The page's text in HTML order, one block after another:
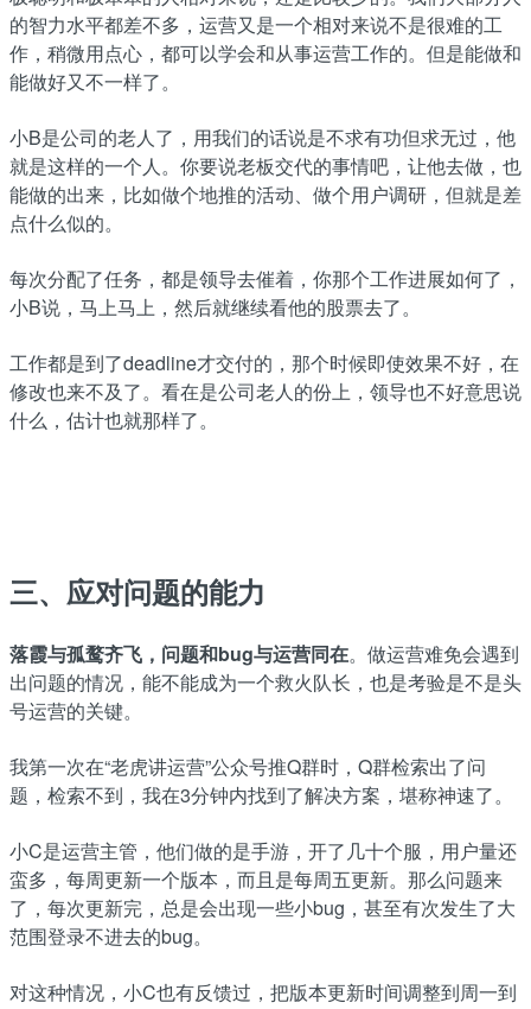
的智力水平都差不多，运营又是一个相对来说不是很难的工
作，稍微用点心，都可以学会和从事运营工作的。但是能做和
能做好又不一样了。
小B是公司的老人了，用我们的话说是不求有功但求无过，他
就是这样的一个人。你要说老板交代的事情吧，让他去做，也
能做的出来，比如做个地推的活动、做个用户调研，但就是差
点什么似的。
每次分配了任务，都是领导去催着，你那个工作进展如何了，
小B说，马上马上，然后就继续看他的股票去了。
工作都是到了deadline才交付的，那个时候即使效果不好，在
修改也来不及了。看在是公司老人的份上，领导也不好意思说
什么，估计也就那样了。
三、应对问题的能力
落霞与孤鹜齐飞，问题和bug与运营同在。做运营难免会遇到
出问题的情况，能不能成为一个救火队长，也是考验是不是头
号运营的关键。
我第一次在“老虎讲运营”公众号推Q群时，Q群检索出了问
题，检索不到，我在3分钟内找到了解决方案，堪称神速了。
小C是运营主管，他们做的是手游，开了几十个服，用户量还
蛮多，每周更新一个版本，而且是每周五更新。那么问题来
了，每次更新完，总是会出现一些小bug，甚至有次发生了大
范围登录不进去的bug。
对这种情况，小C也有反馈过，把版本更新时间调整到周一到